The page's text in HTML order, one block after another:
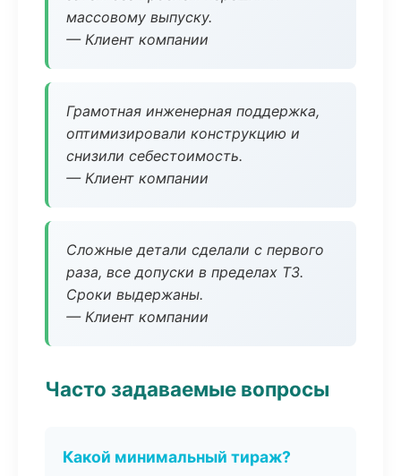
массовому выпуску.
— Клиент компании
Грамотная инженерная поддержка,
оптимизировали конструкцию и
снизили себестоимость.
— Клиент компании
Сложные детали сделали с первого
раза, все допуски в пределах ТЗ.
Сроки выдержаны.
— Клиент компании
Часто задаваемые вопросы
Какой минимальный тираж?